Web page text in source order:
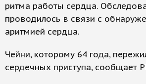
ритма работы сердца.
проводилось в связи с
аритмией сердца.
Чейни, которому 64 года,
сердечных приступа, сообщает